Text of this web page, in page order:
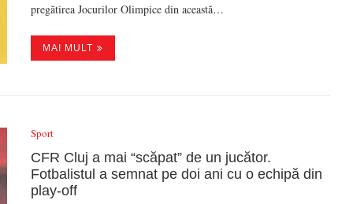
pregătirea Jocurilor Olimpice din această…
MAI MULT
Sport
CFR Cluj a mai “scăpat” de un jucător.
Fotbalistul a semnat pe doi ani cu o echipă din
play-off